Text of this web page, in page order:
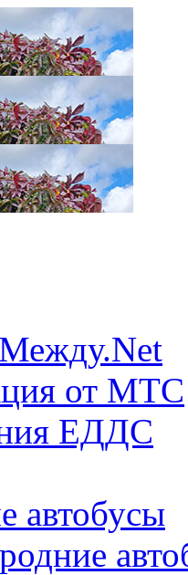
от МТС
ЕДДС
автобусы